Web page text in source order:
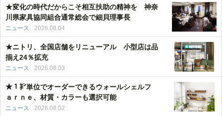
★変化の時代だからこそ相互扶助の精神を 神奈
川県家具協同組合通常総会で細貝理事長
ニュース 2026.08.04
★ニトリ、全国店舗をリニューアル 小型店は品
揃え24％拡充
ニュース 2026.08.03
★１㌢単位でオーダーできるウォールシェルフ
ａｒｎｅ、材質・カラーも選択可能
ニュース 2026.08.02